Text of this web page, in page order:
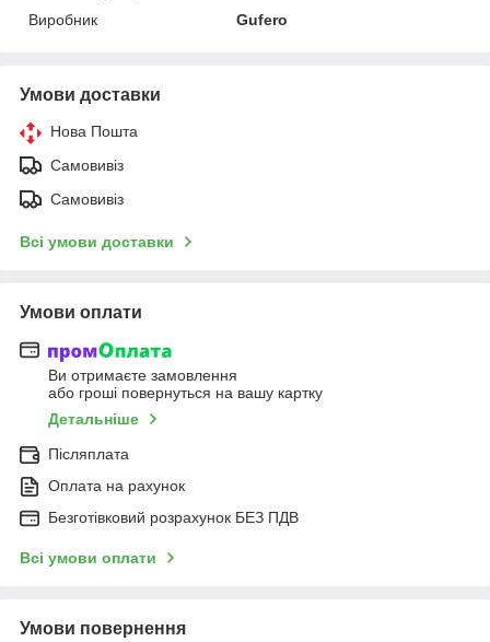
Виробник
Gufero
Умови доставки
Нова Пошта
Самовивіз
Самовивіз
Всі умови доставки
Умови оплати
Ви отримаєте замовлення
або гроші повернуться на вашу картку
Детальніше
Післяплата
Оплата на рахунок
Безготівковий розрахунок БЕЗ ПДВ
Всі умови оплати
Умови повернення